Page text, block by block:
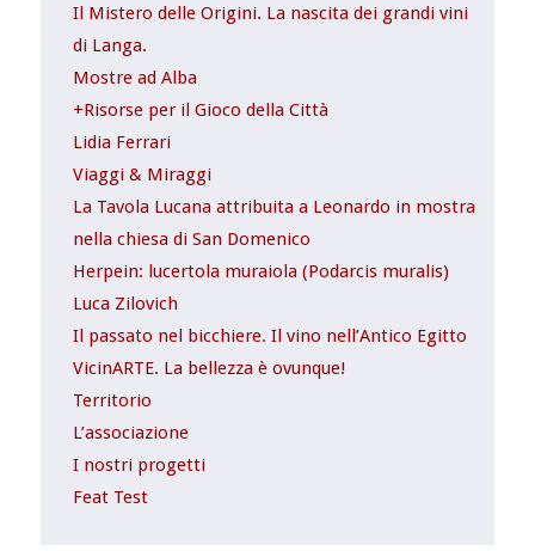
Il Mistero delle Origini. La nascita dei grandi vini
di Langa.
Mostre ad Alba
+Risorse per il Gioco della Città
Lidia Ferrari
Viaggi & Miraggi
La Tavola Lucana attribuita a Leonardo in mostra
nella chiesa di San Domenico
Herpein: lucertola muraiola (Podarcis muralis)
Luca Zilovich
Il passato nel bicchiere. Il vino nell’Antico Egitto
VicinARTE. La bellezza è ovunque!
Territorio
L’associazione
I nostri progetti
Feat Test